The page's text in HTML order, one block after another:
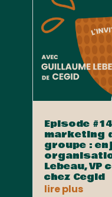
Episode
marketing
groupe :
Lebeau,
chez Cegid
lire plus